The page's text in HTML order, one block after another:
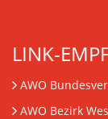
LINK-
AWO
AWO Bezirk